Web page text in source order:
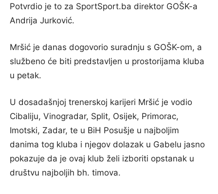
Potvrdio je to za SportSport.ba direktor GOŠK-a
Andrija Jurković.
Mršić je danas dogovorio suradnju s GOŠK-om, a
službeno će biti predstavljen u prostorijama kluba
u petak.
U dosadašnjoj trenerskoj karijeri Mršić je vodio
Cibaliju, Vinogradar, Split, Osijek, Primorac,
Imotski, Zadar, te u BiH Posušje u najboljim
danima tog kluba i njegov dolazak u Gabelu jasno
pokazuje da je ovaj klub želi izboriti opstanak u
društvu najboljih bh. timova.